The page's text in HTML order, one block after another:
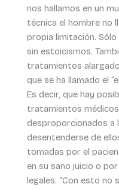
nos hallamos en un
técnica el hombre no
propia limitación.
sin estoicismos.
tratamientos
que se ha llamado el
Es decir, que hay
tratamientos
desproporcionados a
desentenderse de
tomadas por el
en su sano juicio o
legales. “Con esto no